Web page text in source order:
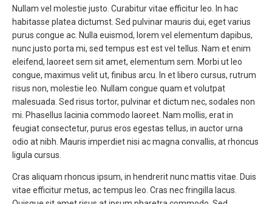
Nullam vel molestie justo. Curabitur vitae efficitur leo. In hac
habitasse platea dictumst. Sed pulvinar mauris dui, eget varius
purus congue ac. Nulla euismod, lorem vel elementum dapibus,
nunc justo porta mi, sed tempus est est vel tellus. Nam et enim
eleifend, laoreet sem sit amet, elementum sem. Morbi ut leo
congue, maximus velit ut, finibus arcu. In et libero cursus, rutrum
risus non, molestie leo. Nullam congue quam et volutpat
malesuada. Sed risus tortor, pulvinar et dictum nec, sodales non
mi. Phasellus lacinia commodo laoreet. Nam mollis, erat in
feugiat consectetur, purus eros egestas tellus, in auctor urna
odio at nibh. Mauris imperdiet nisi ac magna convallis, at rhoncus
ligula cursus.
Cras aliquam rhoncus ipsum, in hendrerit nunc mattis vitae. Duis
vitae efficitur metus, ac tempus leo. Cras nec fringilla lacus.